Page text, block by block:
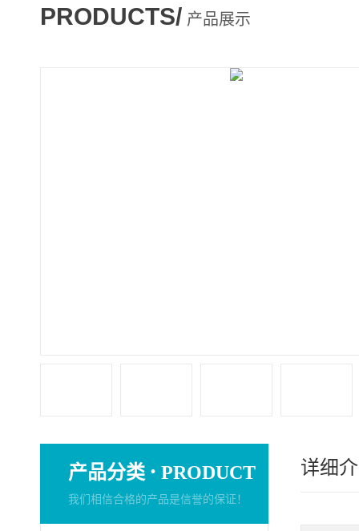
PRODUCTS/ 产品展示
产品分类 · PRODUCT
我们相信合格的产品是信誉的保证！
详细